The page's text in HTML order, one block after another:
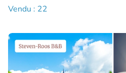
Vendu : 22